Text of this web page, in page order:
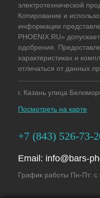
электротехнической
Копирование и
информации
PHOENIX.RU»
одобрения.
характеристиках и
отличаться от данных
г. Казань улица
Посмотреть на карте
+7 (843) 526-73-
Email: info@bars-
График работы Пн-Пт: